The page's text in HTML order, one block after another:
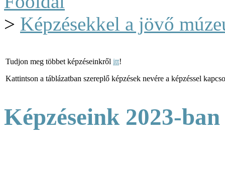
> Képzésekkel a jövő
Tudjon meg többet képzéseinkről itt!
Kattintson a táblázatban szereplő képzések nevére a képzéssel
Képzéseink 2023-ban